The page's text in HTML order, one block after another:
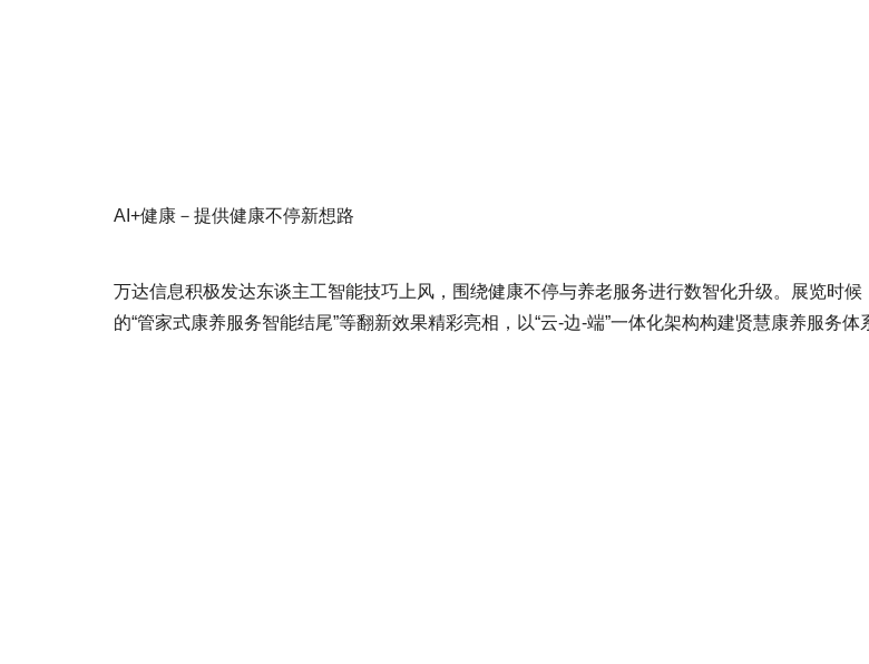
AI+健康－提供健康不停新想路
万达信息积极发达东谈主工智能技巧上风，围绕健康不停与养老服务进行数智化升级。展览时候
的“管家式康养服务智能结尾”等翻新效果精彩亮相，以“云-边-端”一体化架构构建贤慧康养服务